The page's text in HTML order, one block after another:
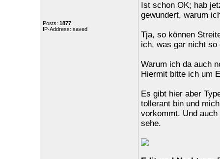
Posts: 1877
IP-Address: saved
Ist schon OK; hab
gewundert, warum
Tja, so können
ich, was gar nicht so
Warum ich da auch
Hiermit bitte ich um
Es gibt hier aber
tollerant bin und
vorkommt. Und
sehe.